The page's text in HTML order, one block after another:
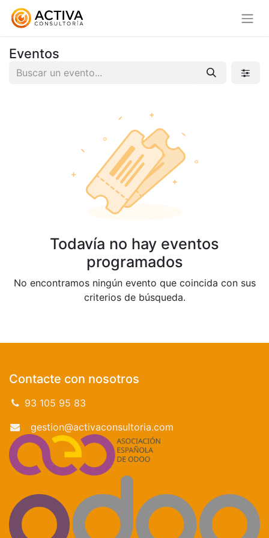
Eventos
Todavía no hay eventos
programados
No encontramos ningún evento que coincida con sus
criterios de búsqueda.
Contacte con nosotros
93 105 95 83
gestion@activaconsultoria.com